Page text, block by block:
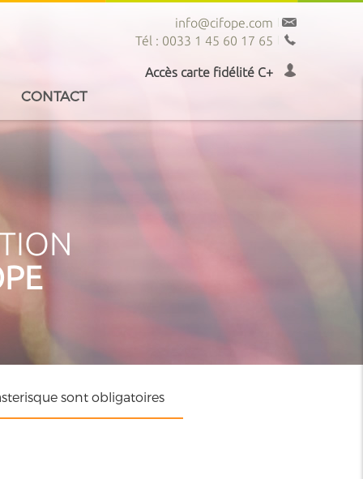
info@cifope.com
Tél : 0033 1 45 60 17 65
Accès carte fidélité C+
CONTACT
sont obligatoires